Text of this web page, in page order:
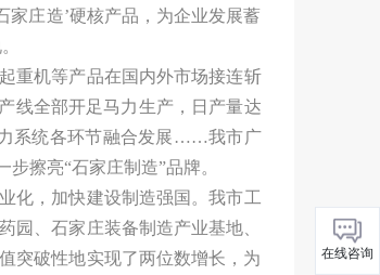
家庄造’硬核产品，为企业发展蓄
重机等产品在国内外市场接连斩
线全部开足马力生产，日产量达
系统各环节融合发展……我市广
擦亮“石家庄制造”品牌。
化，加快建设制造强国。我市工
园、石家庄装备制造产业基地、
突破性地实现了两位数增长，为
在线咨询